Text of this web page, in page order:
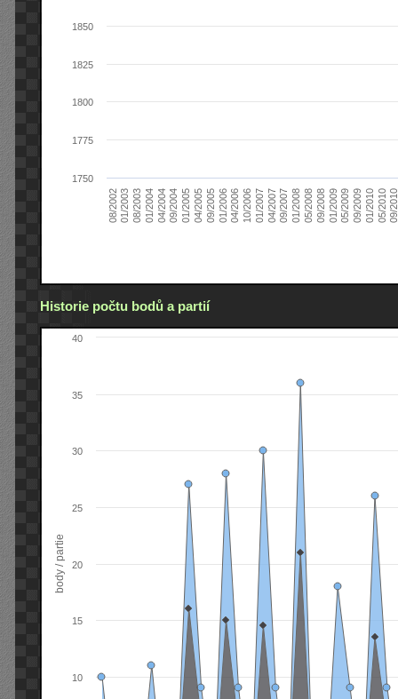
08/200201/200308/200301/200404/200409/200401/200504/200509/200501/200604/200610/200601/200704/200709/200701/200805/200809/200801/200905/200909/200901/201005/201009/
1750
1775
1800
1825
1850
Historie počtu bodů a partií
body / partie
10
15
20
25
30
35
40